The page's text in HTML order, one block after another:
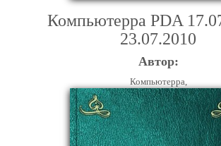
Компьютерра PDA
23.07.2010
Автор:
Компьютерра,